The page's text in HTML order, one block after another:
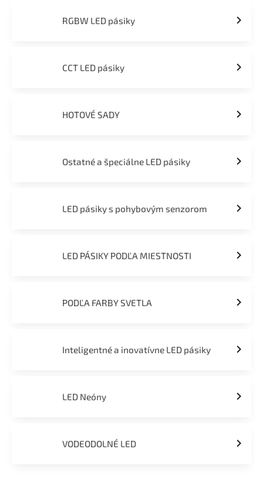
RGBW LED pásiky
CCT LED pásiky
HOTOVÉ SADY
Ostatné a špeciálne LED pásiky
LED pásiky s pohybovým senzorom
LED PÁSIKY PODĽA MIESTNOSTI
PODĽA FARBY SVETLA
Inteligentné a inovatívne LED pásiky
LED Neóny
VODEODOLNÉ LED